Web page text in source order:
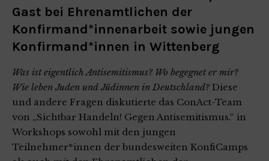
Gast bei Ehrenamtlichen der
Konfirmand*innenarbeit sowie jungen
Konfirmand*innen in Wittenberg
Was ist eigentlich Antisemitismus? Wo begegnet er mir?
Wie leben Juden und Jüdinnen in Deutschland? Diese
und andere Fragen diskutierte das ConAct-Team
von „Sichtbar Handeln! Gegen Antisemitismus.“ in
Workshops sowohl mit den jungen
Teilnehmer*innen der bundesweiten KonfiCamps